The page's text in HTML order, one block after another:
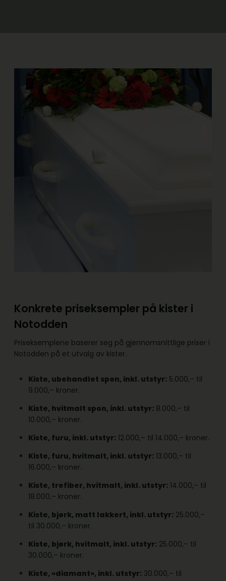
Konkrete priseksempler på kister i
Notodden
Priseksemplene baserer seg på gjennomsnittlige priser i
Notodden på et utvalg av kister.
Kiste, ubehandlet spon, inkl. utstyr: 5.000,– til
9.000,– kroner.
Kiste, hvitmalt spon, inkl. utstyr: 8.000,– til
10.000,– kroner.
Kiste, furu, inkl. utstyr: 12.000,– til 14.000,– kroner.
Kiste, furu, hvitmalt, inkl. utstyr: 13.000,– til
16.000,– kroner.
Kiste, trefiber, hvitmalt, inkl. utstyr: 14.000,– til
18.000,– kroner.
Kiste, bjørk, matt lakkert, inkl. utstyr: 25.000,–
til 30.000,– kroner.
Kiste, bjørk, hvitmalt, inkl. utstyr: 25.000,– til
30.000,– kroner.
Kiste, «diamant», inkl. utstyr: 30.000,– til